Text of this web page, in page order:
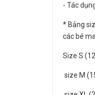
- Tác
* Bảng
các bé
Size S
size M